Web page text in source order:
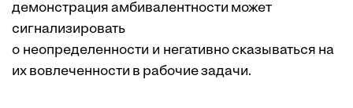
демонстрация амбивалентности может
сигнализировать
о неопределенности и негативно сказываться на
их вовлеченности в рабочие задачи.